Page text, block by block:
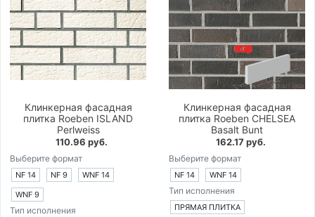
Клинкерная фасадная
плитка Roeben ISLAND
Perlweiss
110.96 руб.
Выберите формат
NF 14 NF 9
WNF 14
WNF 9
Тип исполнения
Клинкерная фасадная
плитка Roeben CHELSEA
Basalt Bunt
162.17 руб.
Выберите формат
NF 14 WNF 14
Тип исполнения
ПРЯМАЯ ПЛИТКА